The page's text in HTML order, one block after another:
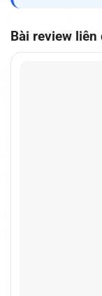
Bài review liên